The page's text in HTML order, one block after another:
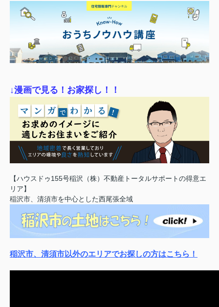
↓漫画で見る！お家探し！！
【ハウスドゥ155号稲沢（株）不動産トータルサポートの得意エ
リア】
稲沢市、清須市を中心とした西尾張全域
稲沢市、清須市以外のエリアでお探しの方はこちら！